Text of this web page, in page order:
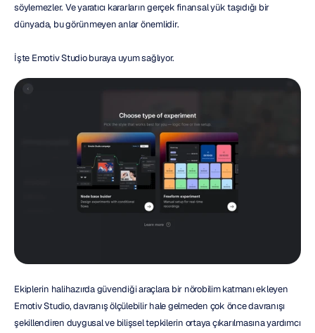
söylemezler. Ve yaratıcı kararların gerçek finansal yük taşıdığı bir
dünyada, bu görünmeyen anlar önemlidir.
İşte Emotiv Studio buraya uyum sağlıyor.
Ekiplerin halihazırda güvendiği araçlara bir nörobilim katmanı ekleyen
Emotiv Studio, davranış ölçülebilir hale gelmeden çok önce davranışı
şekillendiren duygusal ve bilişsel tepkilerin ortaya çıkarılmasına yardımcı